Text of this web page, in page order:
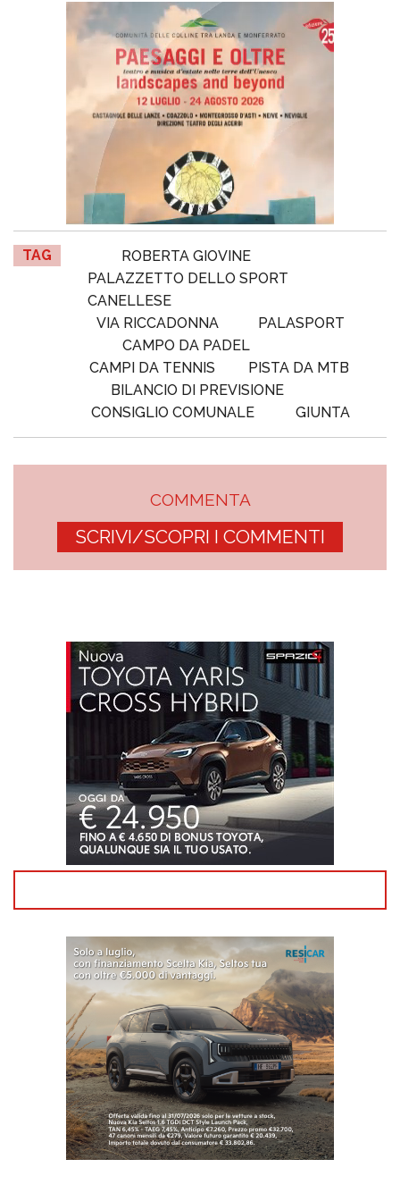
TAG
ROBERTA GIOVINE
PALAZZETTO DELLO SPORT
CANELLESE
VIA RICCADONNA
PALASPORT
CAMPO DA PADEL
CAMPI DA TENNIS
PISTA DA MTB
BILANCIO DI PREVISIONE
CONSIGLIO COMUNALE
GIUNTA
COMMENTA
SCRIVI/SCOPRI I COMMENTI